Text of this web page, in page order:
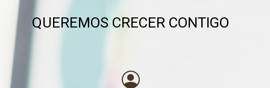
QUEREMOS CRECER CONTIGO